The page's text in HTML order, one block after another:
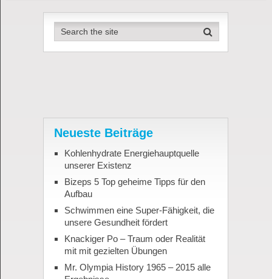
Neueste Beiträge
Kohlenhydrate Energiehauptquelle
unserer Existenz
Bizeps 5 Top geheime Tipps für den
Aufbau
Schwimmen eine Super-Fähigkeit, die
unsere Gesundheit fördert
Knackiger Po – Traum oder Realität
mit mit gezielten Übungen
Mr. Olympia History 1965 – 2015 alle